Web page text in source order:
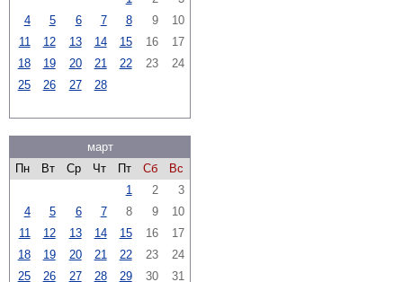
4
5 6 7 8 9
10
11
12 13 14 15 16
17
18
19 20 21 22 23
24
25
26 27 28
март
Пн
Вт Ср Чт Пт Сб
Вс
1
2
3
4
5 6 7 8 9
10
11
12 13 14 15 16
17
18
19 20 21 22 23
24
25
26 27 28 29 30 31